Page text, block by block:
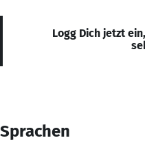
Logg Dich jetzt
Sprachen